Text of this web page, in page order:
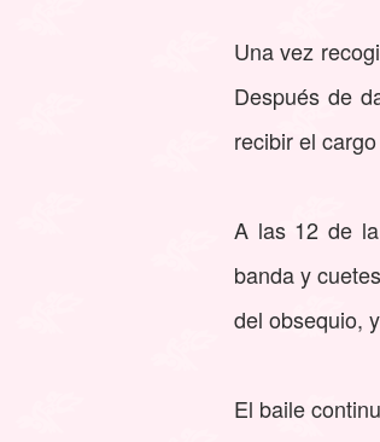
Una vez
Después de
recibir el
A las 12 de
banda y
del obsequio,
El baile